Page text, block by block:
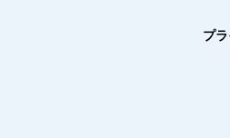
プ